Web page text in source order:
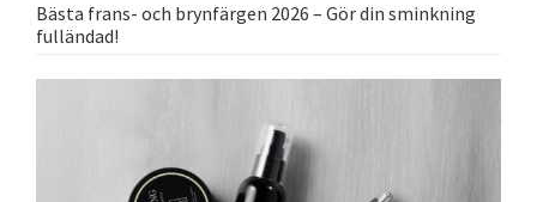
Bästa frans- och brynfärgen 2026 – Gör din sminkning
fulländad!